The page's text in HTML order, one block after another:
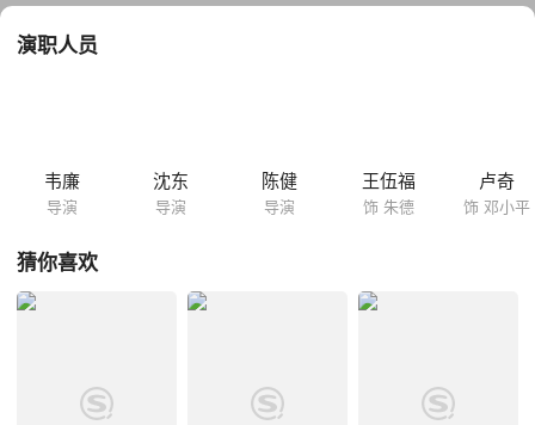
功击败板垣师团，史称“平型关大捷”。同时八路军用灵活的战术亦减轻了
演职人员
韦廉
导演
沈东
导演
陈健
导演
王伍福
饰 朱德
卢奇
饰 邓小平
猜你喜欢